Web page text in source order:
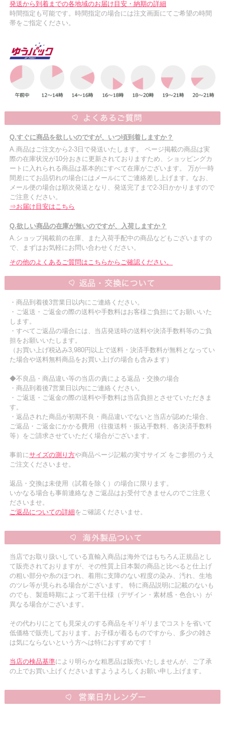
発送から到着までの各地域のお届け目安・納期の詳細
時間指定も可能です。時間指定の場合には注文画面にてご希望の時間
帯をご指定ください。
Q.すぐに商品を欲しいのですが、いつ頃到着しますか？
A.商品はご注文から2-3日で発送いたします。 ページ掲載の商品は実
際の在庫状況が10分おきに更新されておりますため、ショッピングカ
ートに入れられる商品は基本的にすべて在庫がございます。 万が一時
間差にてお品切れの場合にはメールにてご連絡差し上げます。なお、
メール便の場合は順次発送となり、発送完了まで2-3日かかりますので
ご注意ください。
⇒お届け目安はこちら
Q.欲しい商品の在庫が無いのですが、入荷しますか？
A.ショップ掲載前の在庫、また入荷手配中の商品などもございますの
で、まずはお気軽にお問い合わせください。
その他のよくあるご質問はこちらからご確認ください。
・商品到着後3営業日以内にご連絡ください。
・ご返送・ご返金の際の送料や手数料はお客様ご負担にてお願いいた
します。
・すべてご返品の場合には、当店発送時の送料や決済手数料等のご負
担をお願いいたします。
（お買い上げ税込み3,980円以上で送料・決済手数料が無料となってい
た場合や送料無料商品をお買い上げの場合も含みます）
◆不良品・商品違い等の当店の責による返品・交換の場合
・商品到着後7営業日以内にご連絡ください。
・ご返送・ご返金の際の送料や手数料は当店負担とさせていただきま
す。
・返品された商品が初期不良・商品違いでないと当店が認めた場合、
ご返品・ご返金にかかる費用（往復送料・振込手数料、各決済手数料
等）をご請求させていただく場合がございます。
事前にサイズの測り方や商品ページ記載の実寸サイズ をご参照のうえ
ご注文くださいませ。
返品・交換は未使用（試着を除く）の場合に限ります。
いかなる場合も事前連絡なきご返品はお受付できませんのでご注意く
ださいませ。
ご返品についての詳細をご確認くださいませ。
当店でお取り扱いしている直輸入商品は海外ではもちろん正規品とし
て販売されておりますが、その性質上日本製の商品と比べると仕上げ
の粗い部分や糸のほつれ、着用に支障のない程度の染み、汚れ、生地
のツレ等が見られる場合がございます。 特に商品説明に記載のないも
のでも、製造時期によって若干仕様（デザイン・素材感・色合い）が
異なる場合がございます。
その代わりにとても見栄えのする商品をギリギリまでコストを省いて
低価格で販売しております。お子様が着るものですから、多少の雑さ
は気にならないという方へは特におすすめです！
当店の検品基準により明らかな粗悪品は販売いたしませんが、ご了承
の上でお買い上げくださいますようよろしくお願い申し上げます。